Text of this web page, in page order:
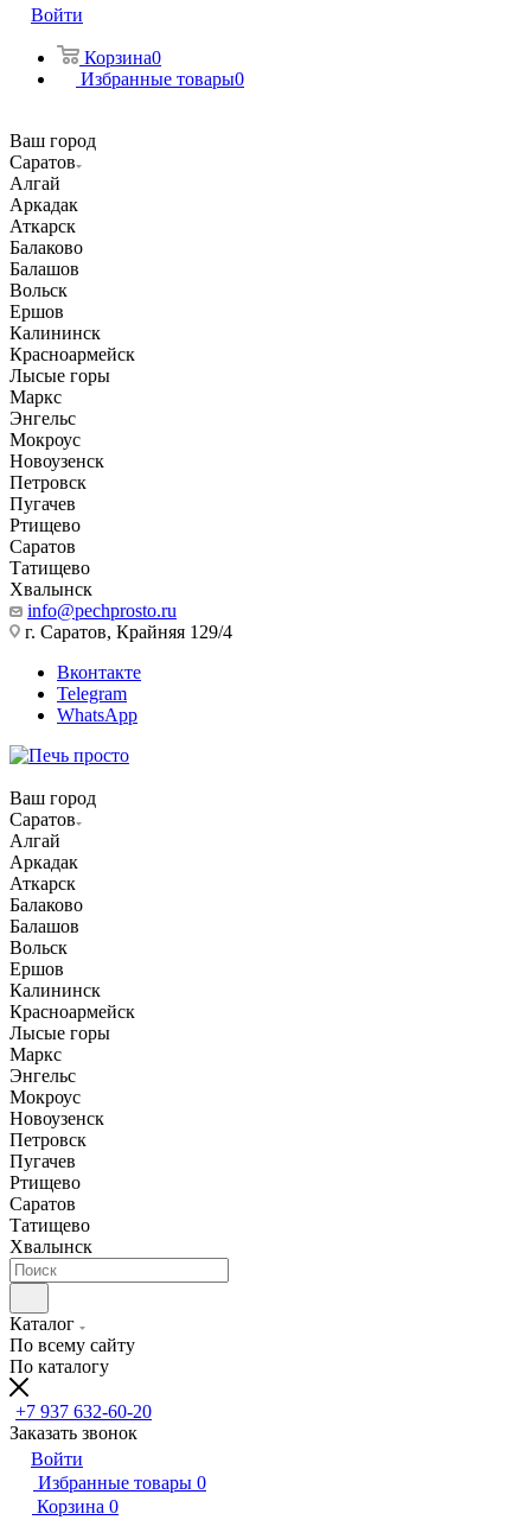
Войти
Корзина0
Избранные товары0
Ваш город
Саратов
Алгай
Аркадак
Аткарск
Балаково
Балашов
Вольск
Ершов
Калининск
Красноармейск
Лысые горы
Маркс
Энгельс
Мокроус
Новоузенск
Петровск
Пугачев
Ртищево
Саратов
Татищево
Хвалынск
info@pechprosto.ru
г. Саратов, Крайняя 129/4
Вконтакте
Telegram
WhatsApp
Ваш город
Саратов
Алгай
Аркадак
Аткарск
Балаково
Балашов
Вольск
Ершов
Калининск
Красноармейск
Лысые горы
Маркс
Энгельс
Мокроус
Новоузенск
Петровск
Пугачев
Ртищево
Саратов
Татищево
Хвалынск
Каталог
По всему сайту
По каталогу
+7 937 632-60-20
Заказать звонок
Войти
Избранные товары 0
Корзина 0